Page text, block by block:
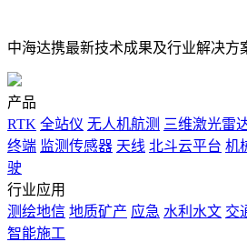
中海达携最新技术成果及行业解决方
产品
RTK 全站仪 无人机航测 三维激光雷
终端 监测传感器 天线 北斗云平台 机
驶
行业应用
测绘地信 地质矿产 应急 水利水文 交
智能施工